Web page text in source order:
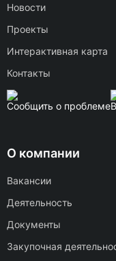
Новости
Проекты
Интерактивная карта
Контакты
Сообщить о проблеме
О компании
Вакансии
Деятельность
Документы
Закупочная